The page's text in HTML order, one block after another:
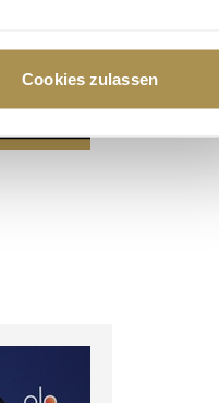
Präferenzen im
anbieten zu können
führen diese Informationen
im Rahmen Ihrer Nutzung
Cookies zulassen